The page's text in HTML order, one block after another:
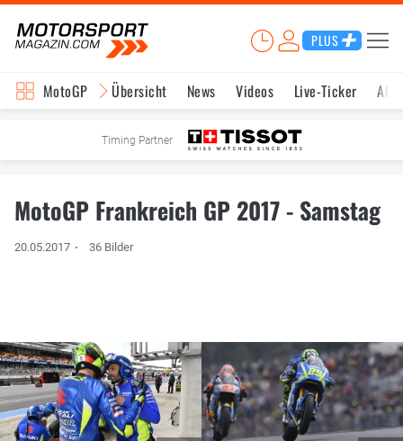
PLUS
MotoGP Übersicht News Videos Live-Ticker
Timing Partner
MotoGP Frankreich GP 2017 - Samstag
20.05.2017 36 Bilder